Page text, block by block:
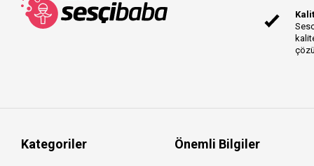
Kategoriler Önemli Bilgiler